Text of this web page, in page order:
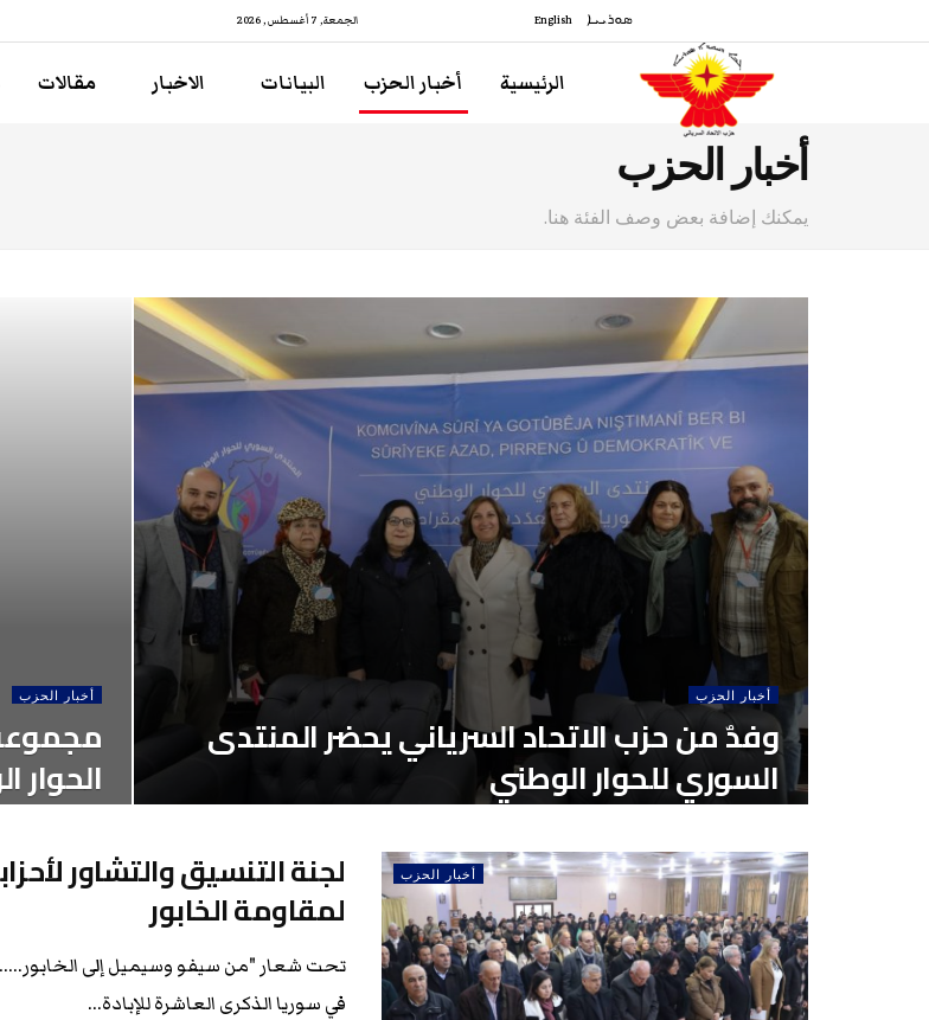
ܣܘܪܝܝܐ English الجمعة, 7 أغسطس , 2026
الرئيسية أخبار الحزب البيانات الاخبار مقالات
أخبار الحزب
يمكنك إضافة بعض وصف الفئة هنا.
أخبار الحزب
وفدٌ من حزب الاتحاد السرياني يحضر المنتدى
السوري للحوار الوطني
أخبار الحزب
أخبار الحزب لجنة التنسيق والتشاور
لمقاومة الخابور
تحت شعار "من سيفو وسيميل إلى
في سوريا الذكرى العاشرة للإبادة...